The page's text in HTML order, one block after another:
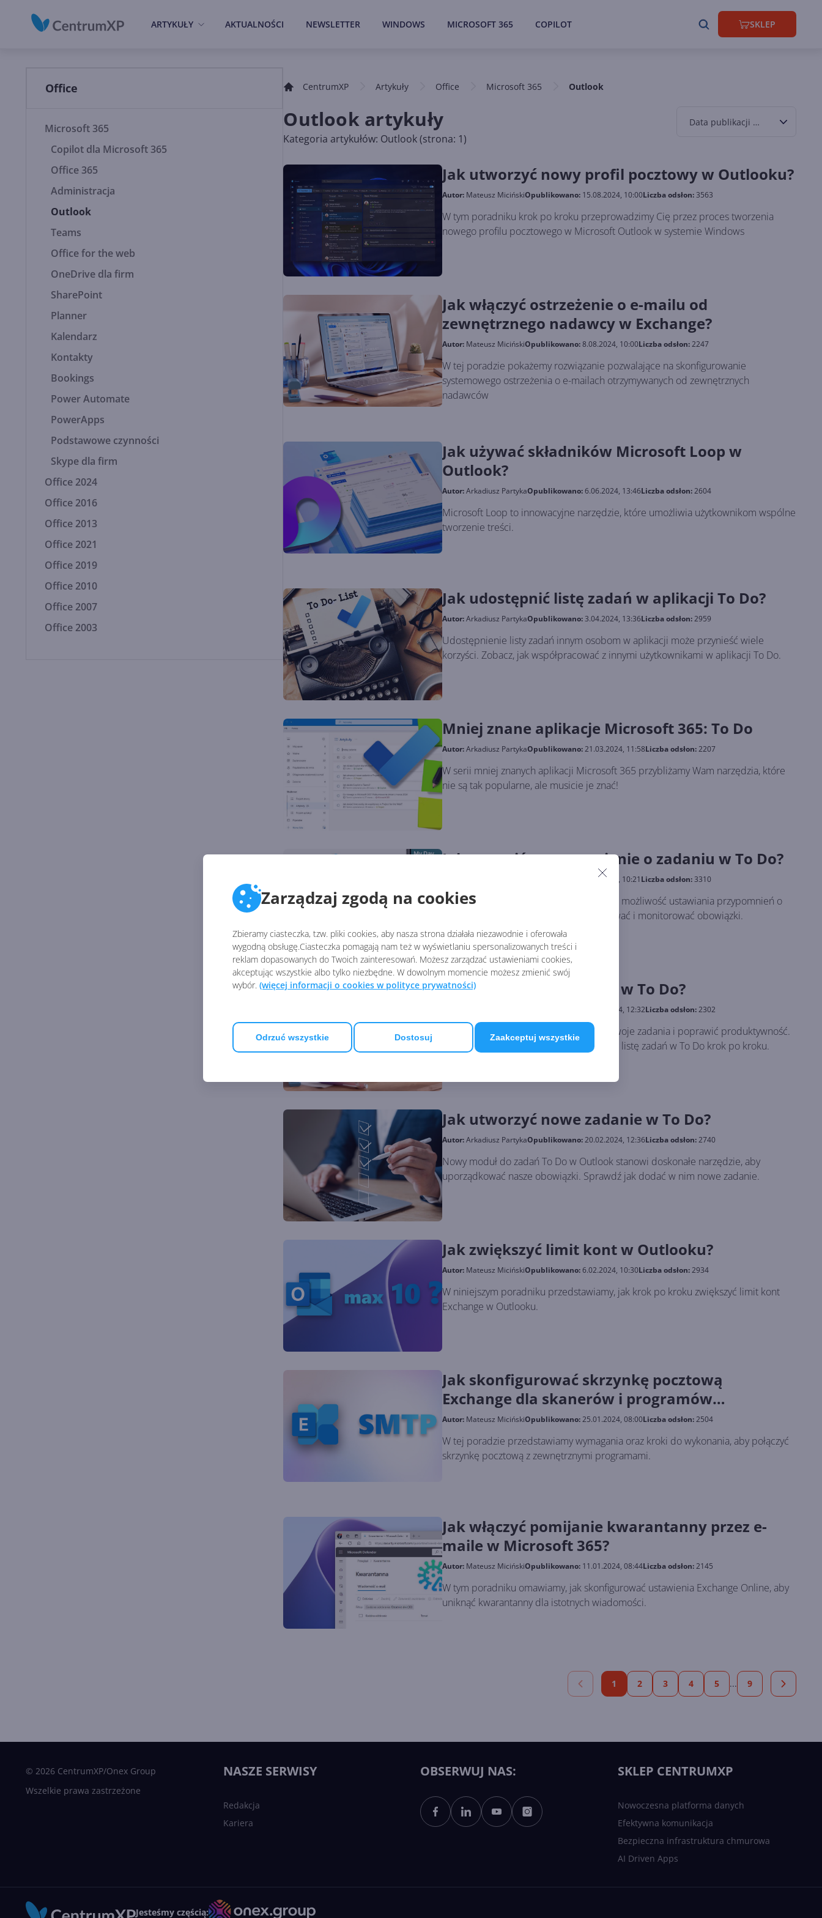
Zarządzaj zgodą na cookies
Zbieramy ciasteczka, tzw. pliki cookies, aby nasza strona działała niezawodnie i oferowała
wygodną obsługę.Ciasteczka pomagają nam też w wyświetlaniu spersonalizowanych treści i
reklam dopasowanych do Twoich zainteresowań. Możesz zarządzać ustawieniami cookies,
akceptując wszystkie albo tylko niezbędne. W dowolnym momencie możesz zmienić swój
wybór. (więcej informacji o cookies w polityce prywatności)
Odrzuć wszystkie Dostosuj Zaakceptuj wszystkie
ARTYKUŁY AKTUALNOŚCI NEWSLETTER WINDOWS MICROSOFT 365 COPILOT SKLEP
Office
Microsoft 365
Copilot dla Microsoft 365
Office 365
Administracja
Outlook
Teams
Office for the web
OneDrive dla firm
SharePoint
Planner
Kalendarz
Kontakty
Bookings
Power Automate
PowerApps
Podstawowe czynności
Skype dla firm
Office 2024
Office 2016
Office 2013
Office 2021
Office 2019
Office 2010
Office 2007
Office 2003
CentrumXP Artykuły Office Microsoft 365 Outlook
Outlook artykuły
Kategoria artykułów: Outlook (strona: 1)
Data publikacji malejąco
Jak utworzyć nowy profil pocztowy w Outlooku?
Autor: Mateusz MicińskiOpublikowano: 15.08.2024, 10:00Liczba odsłon:3563
W tym poradniku krok po kroku przeprowadzimy Cię przez proces tworzenia
nowego profilu pocztowego w Microsoft Outlook w systemie Windows
Jak włączyć ostrzeżenie o e-mailu od
zewnętrznego nadawcy w Exchange?
Autor: Mateusz MicińskiOpublikowano:8.08.2024, 10:00Liczba odsłon:2247
W tej poradzie pokażemy rozwiązanie pozwalające na skonfigurowanie
systemowego ostrzeżenia o e-mailach otrzymywanych od zewnętrznych
nadawców
Jak używać składników Microsoft Loop w
Outlook?
Autor:Arkadiusz PartykaOpublikowano:6.06.2024, 13:46Liczba odsłon:2604
Microsoft Loop to innowacyjne narzędzie, które umożliwia użytkownikom wspólne
tworzenie treści.
Jak udostępnić listę zadań w aplikacji To Do?
Autor:Arkadiusz PartykaOpublikowano:3.04.2024, 13:36Liczba odsłon:2959
Udostępnienie listy zadań innym osobom w aplikacji może przynieść wiele
korzyści. Zobacz, jak współpracować z innymi użytkownikami w aplikacji To Do.
Mniej znane aplikacje Microsoft 365: To Do
Autor:Arkadiusz PartykaOpublikowano:21.03.2024, 11:58Liczba odsłon:2207
W serii mniej znanych aplikacji Microsoft 365 przybliżamy Wam narzędzia, które
nie są tak popularne, ale musicie je znać!
Jak ustawić przypomnienie o zadaniu w To Do?
7.03.2024, 10:21 Liczba odsłon:3310
Jedną z przydatnych funkcji Outlooka jest możliwość ustawiania przypomnień o
zadaniach, co pozwala skutecznie planować i monitorować obowiązki.
Jak stworzyć listę zadań w To Do?
28.02.2024, 12:32Liczba odsłon:2302
Moduł To Do pomoże Ci zorganizować swoje zadania i poprawić produktywność.
W tym poradniku pokażemy, jak stworzyć listę zadań w To Do krok po kroku.
Jak utworzyć nowe zadanie w To Do?
Autor:Arkadiusz PartykaOpublikowano:20.02.2024, 12:36Liczba odsłon:2740
Nowy moduł do zadań To Do w Outlook stanowi doskonałe narzędzie, aby
uporządkować nasze obowiązki. Sprawdź jak dodać w nim nowe zadanie.
Jak zwiększyć limit kont w Outlooku?
Autor: Mateusz MicińskiOpublikowano:6.02.2024, 10:30Liczba odsłon:2934
W niniejszym poradniku przedstawiamy, jak krok po kroku zwiększyć limit kont
Exchange w Outlooku.
Jak skonfigurować skrzynkę pocztową
Exchange dla skanerów i programów
zewnętrznych?
Autor: Mateusz MicińskiOpublikowano:25.01.2024, 08:00Liczba odsłon:2504
W tej poradzie przedstawiamy wymagania oraz kroki do wykonania, aby połączyć
skrzynkę pocztową z zewnętrznymi programami.
Jak włączyć pomijanie kwarantanny przez e-
maile w Microsoft 365?
Autor: Mateusz MicińskiOpublikowano: 11.01.2024, 08:44Liczba odsłon:2145
W tym poradniku omawiamy, jak skonfigurować ustawienia Exchange Online, aby
uniknąć kwarantanny dla istotnych wiadomości.
1 2 3 4 5 ... 9
© 2026 CentrumXP/Onex Group
Wszelkie prawa zastrzeżone
NASZE SERWISY
Redakcja
Kariera
OBSERWUJ NAS: SKLEP CENTRUMXP
Nowoczesna platforma danych
Efektywna komunikacja
Bezpieczna infrastruktura chmurowa
AI Driven Apps
Jesteśmy częścią: